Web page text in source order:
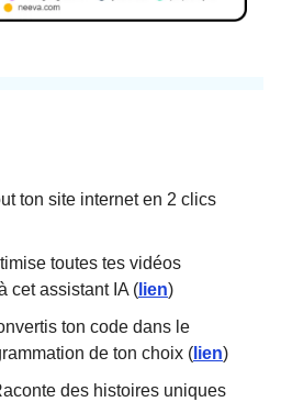
ton site internet en 2 clics
toutes tes vidéos
cet assistant IA ( lien)
ton code dans le
de ton choix ( lien)
des histoires uniques